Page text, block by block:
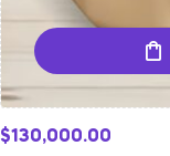
$130,000.00